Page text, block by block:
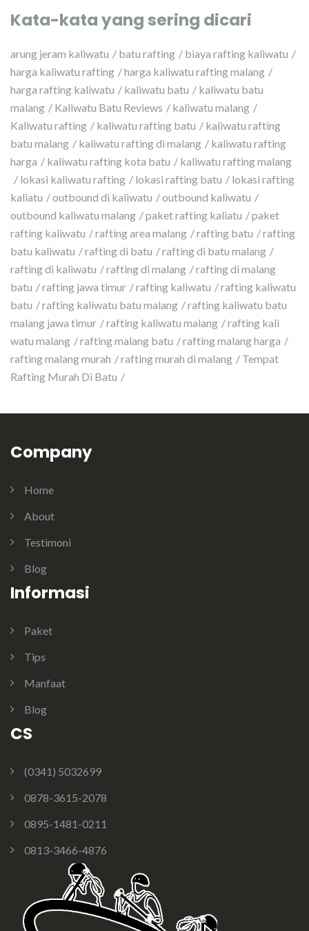
Kata-kata yang sering dicari
arung jeram kaliwatu batu rafting
biaya rafting kaliwatu
harga kaliwatu rafting
harga kaliwatu rafting malang
harga rafting kaliwatu
kaliwatu batu
kaliwatu batu
malang
Kaliwatu Batu Reviews
kaliwatu malang
Kaliwatu rafting
kaliwatu rafting batu
kaliwatu rafting
batu malang
kaliwatu rafting di malang
kaliwatu rafting
harga
kaliwatu rafting kota batu
kaliwatu rafting malang
lokasi kaliwatu rafting
lokasi rafting batu
lokasi rafting
kaliatu
outbound di kaliwatu
outbound kaliwatu
outbound kaliwatu malang
paket rafting kaliatu
paket
rafting kaliwatu
rafting area malang rafting batu
rafting
batu kaliwatu
rafting di batu
rafting di batu malang
rafting di kaliwatu
rafting di malang
rafting di malang
batu
rafting jawa timur rafting kaliwatu
rafting kaliwatu
batu
rafting kaliwatu batu malang
rafting kaliwatu batu
malang jawa timur
rafting kaliwatu malang
rafting kali
watu malang
rafting malang batu
rafting malang harga
rafting malang murah
rafting murah di malang
Tempat
Rafting Murah Di Batu
Company
Home
About
Testimoni
Blog
Informasi
Paket
Tips
Manfaat
Blog
CS
(0341) 5032699
0878-3615-2078
0895-1481-0211
0813-3466-4876